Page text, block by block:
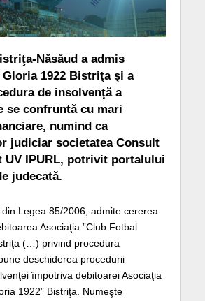
Năsăud a admis
Gloria 1922 Bistriţa şi a
de insolvenţă a
se confruntă cu mari
numind ca
judiciar societatea Consult
UV IPURL, potrivit portalului
judecată.
din Legea 85/2006, admite cererea
Asociaţia ”Club Fotbal
(…) privind procedura
deschiderea procedurii
împotriva debitoarei Asociaţia
1922” Bistriţa. Numeşte